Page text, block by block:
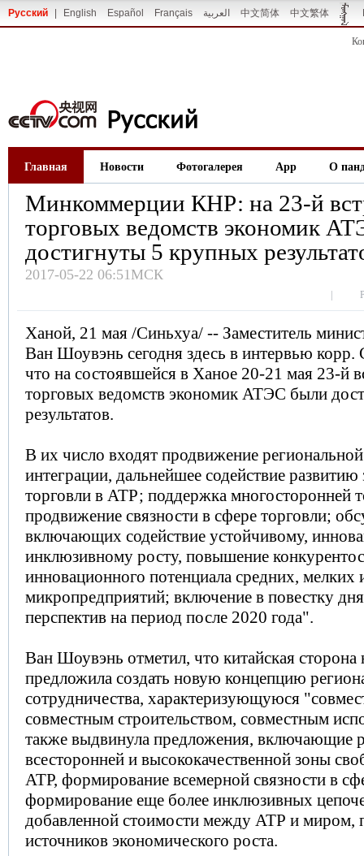
Русский English Español Français العربية 中文简体 中文繁体
Главная Новости Фотогалерея App О
Минкоммерции КНР: на 23-й
торговых ведомств экономик
достигнуты 5 крупных
2017-05-22 06:51МСК
Ханой, 21 мая /Синьхуа/ -- Заместитель
Ван Шоувэнь сегодня здесь в интервью
что на состоявшейся в Ханое 20-21 мая 23-й
торговых ведомств экономик АТЭС были
результатов.
В их число входят продвижение
интеграции, дальнейшее содействие
торговли в АТР; поддержка многосторонней
продвижение связности в сфере торговли;
включающих содействие устойчивому,
инклюзивному росту, повышение
инновационного потенциала средних, мелких
микропредприятий; включение в повестку
перспектив на период после 2020 года".
Ван Шоувэнь отметил, что китайская сторона
предложила создать новую концепцию
сотрудничества, характеризующуюся
совместным строительством, совместным
также выдвинула предложения, включающие
всесторонней и высококачественной зоны
АТР, формирование всемерной связности в
формирование еще более инклюзивных
добавленной стоимости между АТР и миром,
источников экономического роста.